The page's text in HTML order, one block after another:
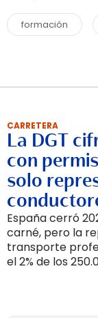
formación
CARRETERA
La DGT
con
solo
España cerró
carné, pero la
transporte
el 2% de los